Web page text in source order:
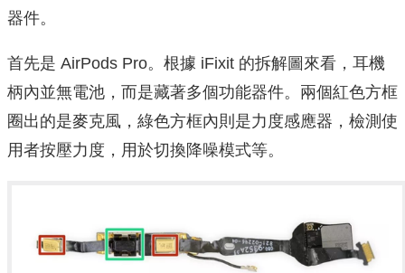
器件。
首先是 AirPods Pro。根據 iFixit 的拆解圖來看，耳機
柄內並無電池，而是藏著多個功能器件。兩個紅色方框
圈出的是麥克風，綠色方框內則是力度感應器，檢測使
用者按壓力度，用於切換降噪模式等。